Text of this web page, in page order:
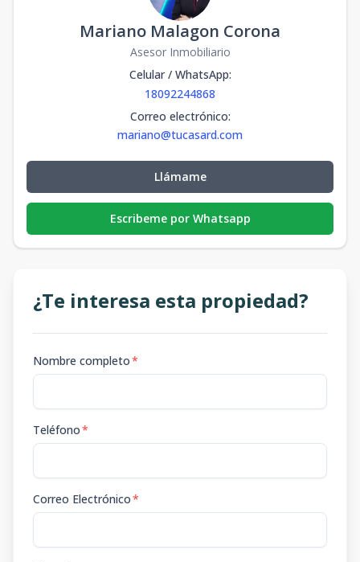
Mariano Malagon Corona
Asesor Inmobiliario
Celular / WhatsApp:
18092244868
Correo electrónico:
mariano@tucasard.com
Llámame
Escribeme por Whatsapp
¿Te interesa esta propiedad?
Nombre completo*
Teléfono*
Correo Electrónico*